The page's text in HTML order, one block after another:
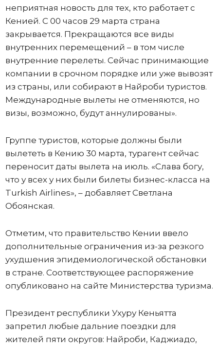
неприятная новость для тех, кто работает с
Кенией. С 00 часов 29 марта страна
закрывается. Прекращаются все виды
внутренних перемещений – в том числе
внутренние перелеты. Сейчас принимающие
компании в срочном порядке или уже вывозят
из страны, или собирают в Найроби туристов.
Международные вылеты не отменяются, но
визы, возможно, будут аннулированы».
Группе туристов, которые должны были
вылететь в Кению 30 марта, турагент сейчас
переносит даты вылета на июль. «Слава богу,
что у всех у них были билеты бизнес-класса на
Turkish Airlines», – добавляет Светлана
Обоянская.
Отметим, что правительство Кении ввело
дополнительные ограничения из-за резкого
ухудшения эпидемиологической обстановки
в стране. Соответствующее распоряжение
опубликовано на сайте Министерства туризма.
Президент республики Ухуру Кеньятта
запретил любые дальние поездки для
жителей пяти округов: Найроби, Каджиадо,